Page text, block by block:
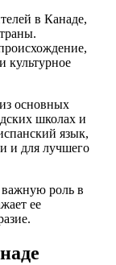
в Канаде,
культурное
основных
школах и
язык,
и для лучшего
важную роль в
ее